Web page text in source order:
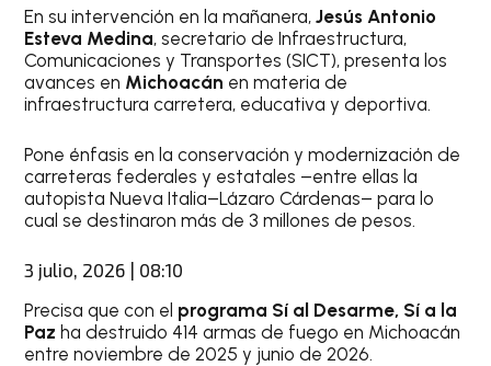
En su intervención en la mañanera,Jesús Antonio
Esteva Medina, secretario de Infraestructura,
Comunicaciones y Transportes (SICT), presenta los
avances en Michoacán en materia de
infraestructura carretera, educativa y deportiva.
Pone énfasis en la conservación y modernización de
carreteras federales y estatales –entre ellas la
autopista Nueva Italia–Lázaro Cárdenas– para lo
cual se destinaron más de 3 millones de pesos.
3 julio, 2026 | 08:10
Precisa que con el programa Sí al Desarme, Sí a la
Paz ha destruido 414 armas de fuego en Michoacán
entre noviembre de 2025 y junio de 2026.